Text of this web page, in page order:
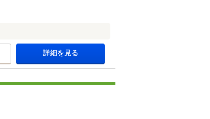
詳細を見る